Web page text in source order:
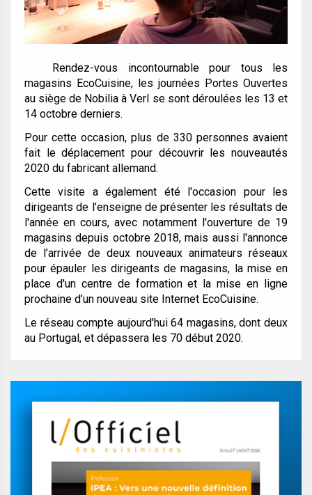
Rendez-vous incontournable pour tous les
magasins EcoCuisine, les journées Portes Ouvertes
au siège de Nobilia à Verl se sont déroulées les 13 et
14 octobre derniers.
Pour cette occasion, plus de 330 personnes avaient
fait le déplacement pour découvrir les nouveautés
2020 du fabricant allemand.
Cette visite a également été l'occasion pour les
dirigeants de l’enseigne de présenter les résultats de
l'année en cours, avec notamment l'ouverture de 19
magasins depuis octobre 2018, mais aussi l'annonce
de l’arrivée de deux nouveaux animateurs réseaux
pour épauler les dirigeants de magasins, la mise en
place d'un centre de formation et la mise en ligne
prochaine d’un nouveau site Internet EcoCuisine.
Le réseau compte aujourd'hui 64 magasins, dont deux
au Portugal, et dépassera les 70 début 2020.